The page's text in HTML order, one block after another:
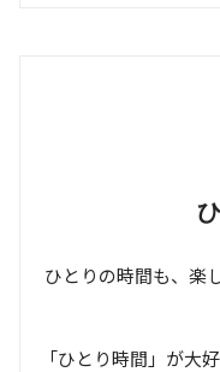
ひとりの時間も、楽
「ひとり時間」が大